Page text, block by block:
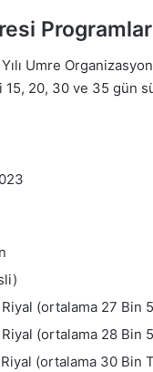
Umre
20, 30 ve 35 gün
(ortalama 27 Bin
(ortalama 28 Bin
(ortalama 30 Bin